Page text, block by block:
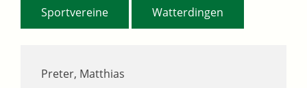
Preter, Matthias
Sportvereine Watterdingen